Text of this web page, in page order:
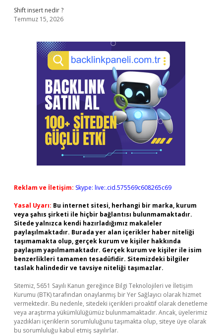
Shift insert nedir ?
Temmuz 15, 2026
Reklam ve İletişim: Skype: live:.cid.575569c608265c69
Yasal Uyarı: Bu internet sitesi, herhangi bir marka, kurum
veya şahıs şirketi ile hiçbir bağlantısı bulunmamaktadır.
Sitede yalnızca kendi hazırladığımız makaleler
paylaşılmaktadır. Burada yer alan içerikler haber niteliği
taşımamakta olup, gerçek kurum ve kişiler hakkında
paylaşım yapılmamaktadır. Gerçek kurum ve kişiler ile isim
benzerlikleri tamamen tesadüfidir. Sitemizdeki bilgiler
taslak halindedir ve tavsiye niteliği taşımazlar.
Sitemiz, 5651 Sayılı Kanun gereğince Bilgi Teknolojileri ve İletişim
Kurumu (BTK) tarafından onaylanmış bir Yer Sağlayıcı olarak hizmet
vermektedir. Bu nedenle, sitedeki içerikleri proaktif olarak denetleme
veya araştırma yükümlülüğümüz bulunmamaktadır. Ancak, üyelerimiz
yazdıkları içeriklerin sorumluluğunu taşımakta olup, siteye üye olarak
bu sorumluluğu kabul etmiş sayılırlar.